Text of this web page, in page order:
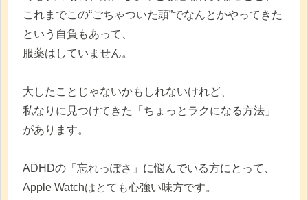
これまでこの“ごちゃついた頭”でなんとかやってきた
という自負もあって、
服薬はしていません。
大したことじゃないかもしれないけれど、
私なりに見つけてきた「ちょっとラクになる方法」
があります。
ADHDの「忘れっぽさ」に悩んでいる方にとって、
Apple Watchはとても心強い味方です。